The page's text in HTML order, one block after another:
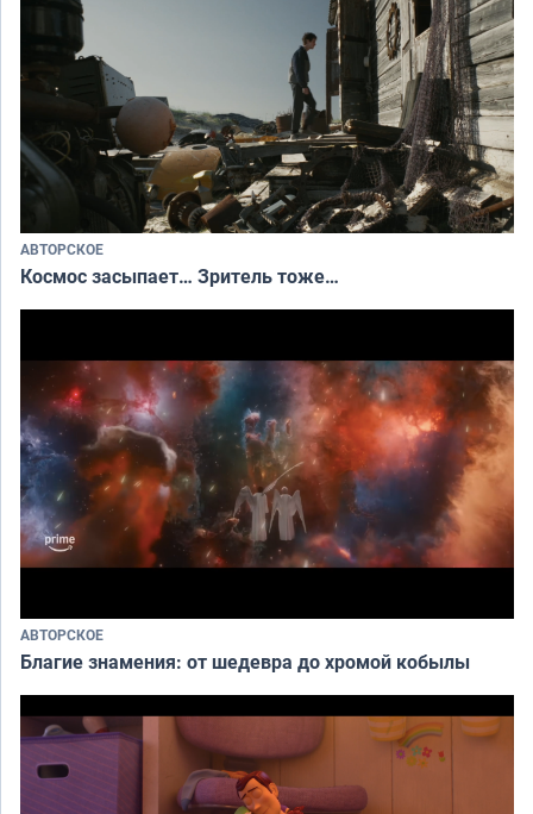
АВТОРСКОЕ
Космос засыпает… Зритель тоже…
АВТОРСКОЕ
Благие знамения: от шедевра до хромой кобылы